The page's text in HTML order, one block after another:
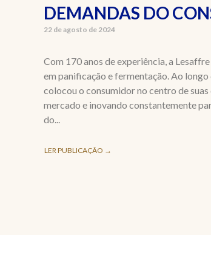
DEMANDAS DO
22 de agosto de 2024
Com 170 anos de experiência, a
em panificação e fermentação. Ao
colocou o consumidor no centro de
mercado e inovando constantemente
do...
LER PUBLICAÇÃO →